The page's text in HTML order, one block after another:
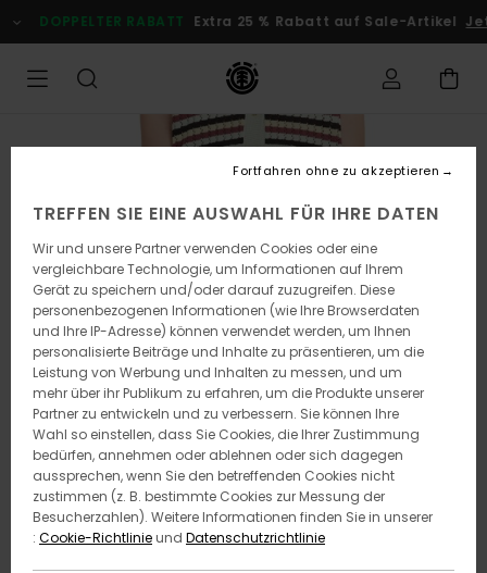
zur
Produktinformation
DOPPELTER RABATT Extra 25 % Rabatt auf Sale-Artikel
TREFFEN SIE EINE AUSWAHL FÜR IHRE DATEN
Wir und unsere Partner verwenden Cookies oder eine
vergleichbare Technologie, um Informationen auf Ihrem
Gerät zu speichern und/oder darauf zuzugreifen. Diese
personenbezogenen Informationen (wie Ihre Browserdaten
und Ihre IP-Adresse) können verwendet werden, um Ihnen
personalisierte Beiträge und Inhalte zu präsentieren, um die
Leistung von Werbung und Inhalten zu messen, und um
mehr über ihr Publikum zu erfahren, um die Produkte unserer
Partner zu entwickeln und zu verbessern. Sie können Ihre
Wahl so einstellen, dass Sie Cookies, die Ihrer Zustimmung
bedürfen, annehmen oder ablehnen oder sich dagegen
aussprechen, wenn Sie den betreffenden Cookies nicht
zustimmen (z. B. bestimmte Cookies zur Messung der
Besucherzahlen). Weitere Informationen finden Sie in unserer
: Cookie-Richtlinieund Datenschutzrichtlinie
Fortfahren ohne zu akzeptieren